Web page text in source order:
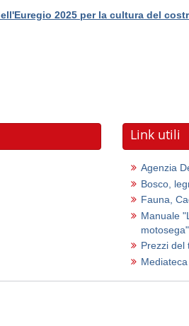
2025 per la cultura del
Link utili
Agenzia
Bosco,
Fauna,
Manuale
motosega"
Prezzi del
Mediateca